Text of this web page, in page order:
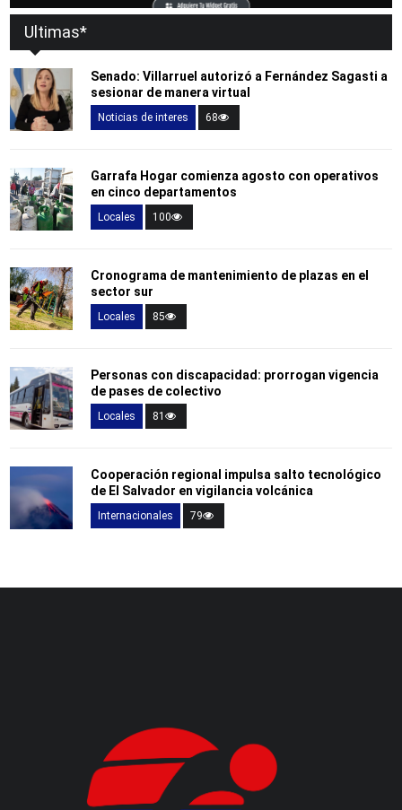
Ultimas*
Senado: Villarruel autorizó a Fernández Sagasti a
sesionar de manera virtual
Noticias de interes 68
Garrafa Hogar comienza agosto con operativos
en cinco departamentos
Locales 100
Cronograma de mantenimiento de plazas en el
sector sur
Locales 85
Personas con discapacidad: prorrogan vigencia
de pases de colectivo
Locales 81
Cooperación regional impulsa salto tecnológico
de El Salvador en vigilancia volcánica
Internacionales 79